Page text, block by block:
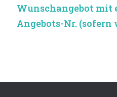
Wunschangebot mit
Angebots-Nr. (sofern